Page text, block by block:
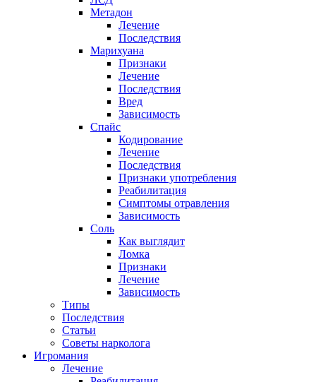
Метадон
Лечение
Последствия
Марихуана
Признаки
Лечение
Последствия
Вред
Зависимость
Спайс
Кодирование
Лечение
Последствия
Признаки употребления
Реабилитация
Симптомы отравления
Зависимость
Соль
Как выглядит
Ломка
Признаки
Лечение
Зависимость
Типы
Последствия
Статьи
Советы нарколога
Игромания
Лечение